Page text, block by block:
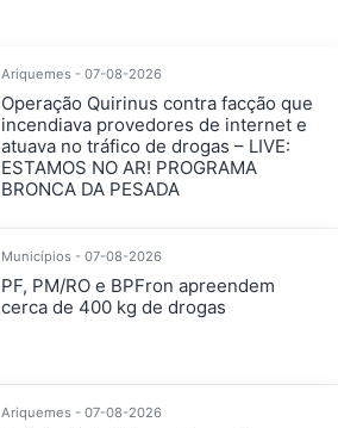
Ariquemes - 07-08-2026
Operação Quirinus contra facção que
incendiava provedores de internet e
atuava no tráfico de drogas – LIVE:
ESTAMOS NO AR! PROGRAMA
BRONCA DA PESADA
Municípios - 07-08-2026
PF, PM/RO e BPFron apreendem
cerca de 400 kg de drogas
Ariquemes - 07-08-2026